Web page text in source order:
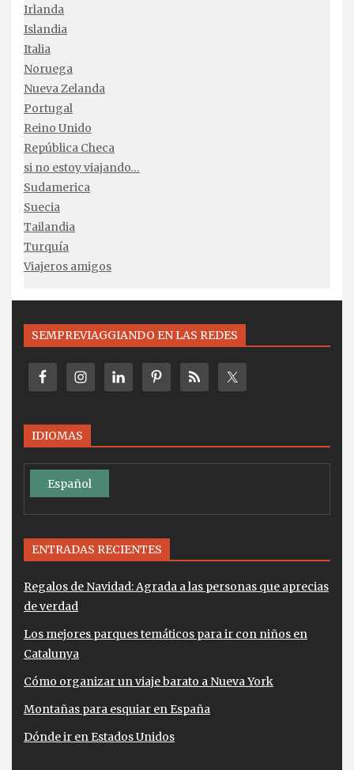
Irlanda
Islandia
Italia
Noruega
Nueva Zelanda
Portugal
Reino Unido
República Checa
si no estoy viajando…
Sudamerica
Suecia
Tailandia
Turquía
Viajeros amigos
SEMPREVIAGGIANDO EN LAS REDES
IDIOMAS
Español
ENTRADAS RECIENTES
Regalos de Navidad: Agrada a las personas que aprecias
de verdad
Los mejores parques temáticos para ir con niños en
Catalunya
Cómo organizar un viaje barato a Nueva York
Montañas para esquiar en España
Dónde ir en Estados Unidos